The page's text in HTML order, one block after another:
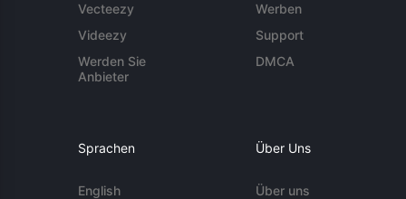
Vecteezy
Videezy
Werden Sie
Anbieter
Werben
Support
DMCA
Sprachen
English
Über Uns
Über uns